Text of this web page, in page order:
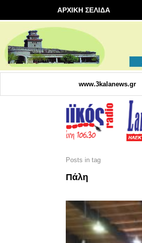
ΑΡΧΙΚΗ ΣΕΛΙΔΑ
www.3kalanews.gr
Posts in tag
Πάλη